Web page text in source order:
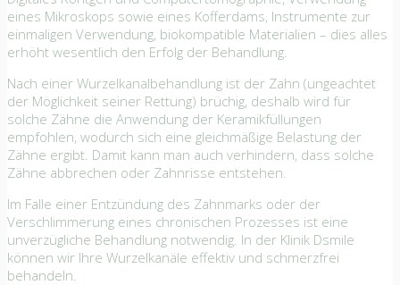
eines Mikroskops sowie eines Kofferdams, Instrumente zur
einmaligen Verwendung, biokompatible Materialien – dies alles
erhöht wesentlich den Erfolg der Behandlung.
Nach einer Wurzelkanalbehandlung ist der Zahn (ungeachtet
der Möglichkeit seiner Rettung) brüchig, deshalb wird für
solche Zähne die Anwendung der Keramikfüllungen
empfohlen, wodurch sich eine gleichmäßige Belastung der
Zähne ergibt. Damit kann man auch verhindern, dass solche
Zähne abbrechen oder Zahnrisse entstehen.
Im Falle einer Entzündung des Zahnmarks oder der
Verschlimmerung eines chronischen Prozesses ist eine
unverzügliche Behandlung notwendig. In der Klinik Dsmile
können wir Ihre Wurzelkanäle effektiv und schmerzfrei
behandeln.